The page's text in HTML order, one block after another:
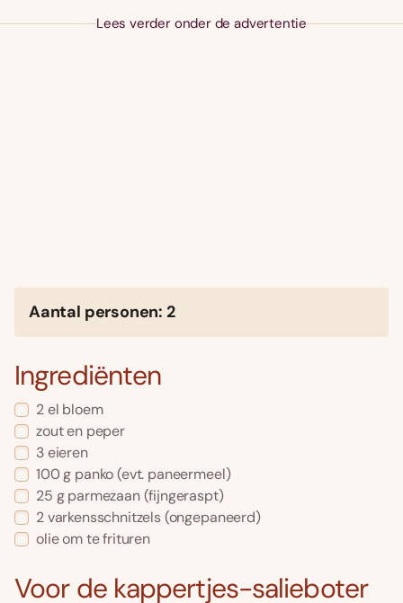
Lees verder onder de advertentie
Aantal personen: 2
Ingrediënten
2 el bloem
zout en peper
3 eieren
100 g panko (evt. paneermeel)
25 g parmezaan (fijngeraspt)
2 varkensschnitzels (ongepaneerd)
olie om te frituren
Voor de kappertjes-salieboter